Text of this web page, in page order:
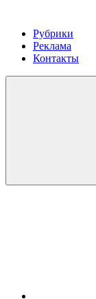
Рубрики
Реклама
Контакты